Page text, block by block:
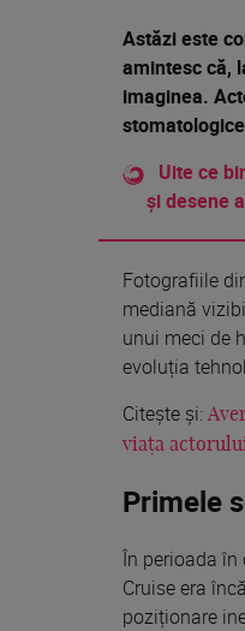
Astăzi este
amintesc că,
imaginea.
Uite ce
și desene
Fotografiile
mediană
unui meci de
evoluția
Citește și:
viața
Primele
În perioada în
Cruise era
poziționare